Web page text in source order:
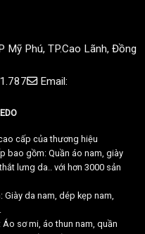
Mỹ Phú, TP.Cao Lãnh, Đồng
Email:
cấp của thương hiệu
bao gồm: Quần áo nam, giày
lưng da.. với hơn 3000 sản
da nam, dép kẹp nam,
sơ mi, áo thun nam, quần